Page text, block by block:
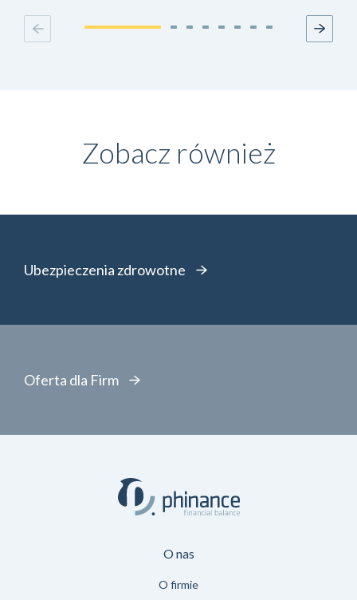
Zobacz również
Ubezpieczenia zdrowotne
Oferta dla Firm
O nas
O firmie